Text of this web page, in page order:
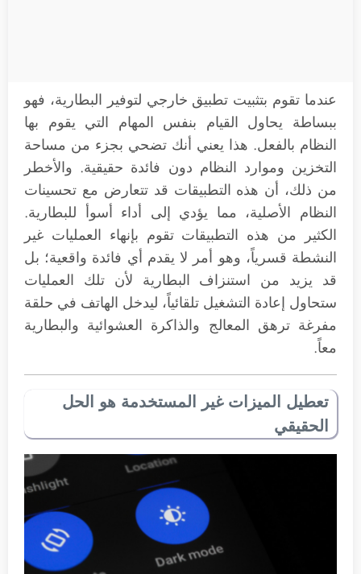
عندما تقوم بتثبيت تطبيق خارجي لتوفير البطارية، فهو
ببساطة يحاول القيام بنفس المهام التي يقوم بها
النظام بالفعل. هذا يعني أنك تضحي بجزء من مساحة
التخزين وموارد النظام دون فائدة حقيقية. والأخطر
من ذلك، أن هذه التطبيقات قد تتعارض مع تحسينات
النظام الأصلية، مما يؤدي إلى أداء أسوأ للبطارية.
الكثير من هذه التطبيقات تقوم بإنهاء العمليات غير
النشطة قسرياً، وهو أمر لا يقدم أي فائدة واقعية؛ بل
قد يزيد من استنزاف البطارية لأن تلك العمليات
ستحاول إعادة التشغيل تلقائياً، ليدخل الهاتف في حلقة
مفرغة ترهق المعالج والذاكرة العشوائية والبطارية
معاً.
تعطيل الميزات غير المستخدمة هو الحل
الحقيقي